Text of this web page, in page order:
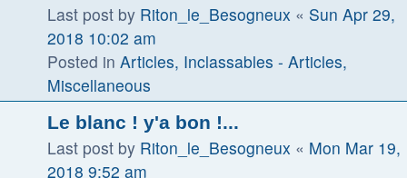
Last post by Riton_le_Besogneux « Sun Apr 29,
2018 10:02 am
Posted in Articles, Inclassables - Articles,
Miscellaneous
Le blanc ! y'a bon !...
Last post by Riton_le_Besogneux « Mon Mar 19,
2018 9:52 am